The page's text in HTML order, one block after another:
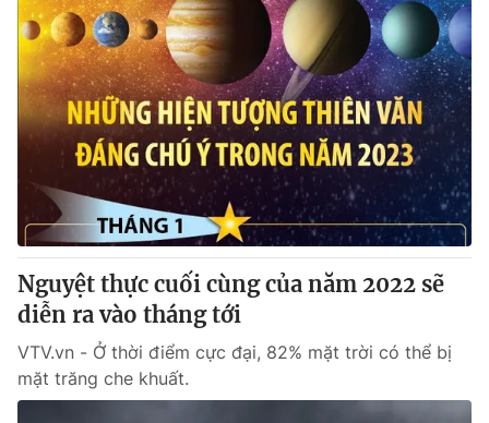
Nguyệt thực cuối cùng của năm 2022 sẽ
diễn ra vào tháng tới
VTV.vn - Ở thời điểm cực đại, 82% mặt trời có thể bị
mặt trăng che khuất.